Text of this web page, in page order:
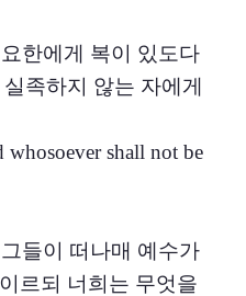
한에게 복이 있도다
족하지 않는 자에게
whosoever shall not be
들이 떠나매 예수가
르되 너희는 무엇을